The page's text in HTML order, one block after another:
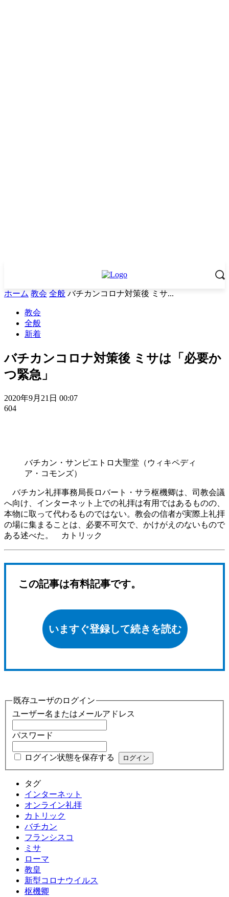
ホーム 教会 全般 バチカンコロナ対策後 ミサ...
教会
全般
新着
バチカンコロナ対策後 ミサは「必要か
つ緊急」
2020年9月21日 00:07
604
バチカン・サンピエトロ大聖堂（ウィキペディ
ア・コモンズ）
バチカン礼拝事務局長ロバート・サラ枢機卿は、司教会議
へ向け、インターネット上での礼拝は有用ではあるものの、
本物に取って代わるものではない。教会の信者が実際上礼拝
の場に集まることは、必要不可欠で、かけがえのないもので
ある述べた。 カトリック
この記事は有料記事です。
いますぐ登録して続きを読む
既存ユーザのログイン
ユーザー名またはメールアドレス
パスワード
ログイン状態を保存する
タグ
インターネット
オンライン礼拝
カトリック
バチカン
フランシスコ
ミサ
ローマ
教皇
新型コロナウイルス
枢機卿